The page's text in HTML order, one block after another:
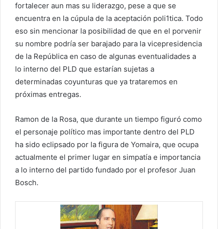
fortalecer aun mas su liderazgo, pese a que se
encuentra en la cúpula de la aceptación poli1tica. Todo
eso sin mencionar la posibilidad de que en el porvenir
su nombre podría ser barajado para la vicepresidencia
de la República en caso de algunas eventualidades a
lo interno del PLD que estarían sujetas a
determinadas coyunturas que ya trataremos en
próximas entregas.
Ramon de la Rosa, que durante un tiempo figuró como
el personaje político mas importante dentro del PLD
ha sido eclipsado por la figura de Yomaira, que ocupa
actualmente el primer lugar en simpatía e importancia
a lo interno del partido fundado por el profesor Juan
Bosch.